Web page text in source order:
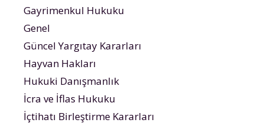
Gayrimenkul Hukuku
Genel
Güncel Yargıtay Kararları
Hayvan Hakları
Hukuki Danışmanlık
İcra ve İflas Hukuku
İçtihatı Birleştirme Kararları